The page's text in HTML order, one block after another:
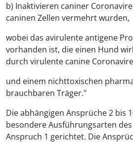
b) Inaktivieren caniner
caninen Zellen vermehrt wurden,
wobei das avirulente antigene
vorhanden ist, die einen Hund
durch virulente canine
und einem nichttoxischen
brauchbaren Träger."
Die abhängigen Ansprüche 2 bis
besondere Ausführungsarten
Anspruch 1 gerichtet. Die